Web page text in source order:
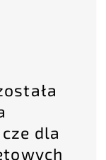
dla